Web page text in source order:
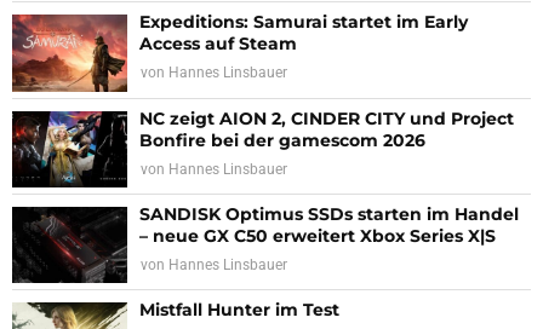
Expeditions: Samurai startet im Early
Access auf Steam
von Hannes Linsbauer
NC zeigt AION 2, CINDER CITY und Project
Bonfire bei der gamescom 2026
von Hannes Linsbauer
SANDISK Optimus SSDs starten im Handel
– neue GX C50 erweitert Xbox Series X|S
von Hannes Linsbauer
Mistfall Hunter im Test